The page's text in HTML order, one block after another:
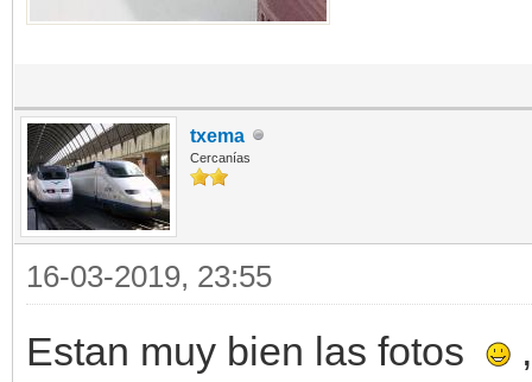
txema
Cercanías
16-03-2019, 23:55
Estan muy bien las fotos